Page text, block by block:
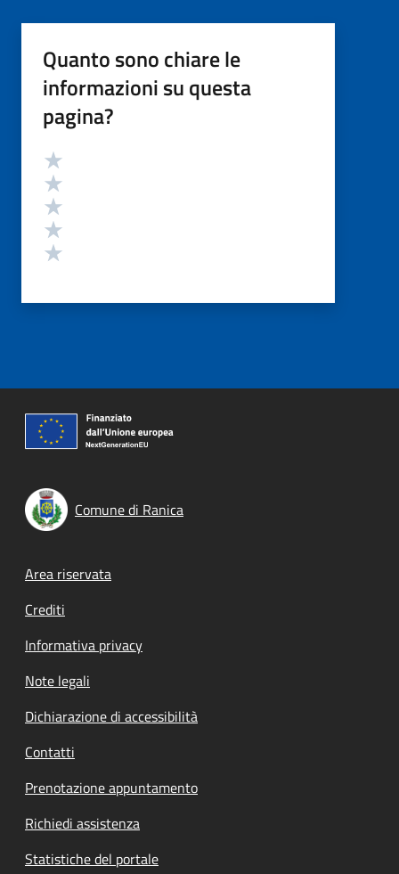
Quanto sono chiare le
informazioni su questa
pagina?
Valutazione
Comune di Ranica
Footer menu
Area riservata
Crediti
Informativa privacy
Note legali
Dichiarazione di accessibilità
Contatti
Prenotazione appuntamento
Richiedi assistenza
Statistiche del portale